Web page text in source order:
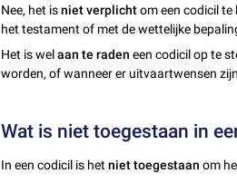
Nee, het isniet verplichtom een codicil te
het testament of met de wettelijke
Het is welaan te raden een codicil op te
worden, of wanneer er uitvaartwensen
Wat is niet toegestaan in
In een codicil is het niet toegestaan om